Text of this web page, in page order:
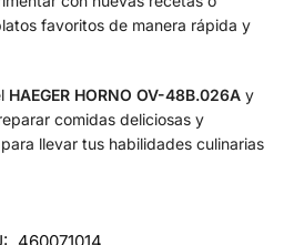
favoritos de manera rápida y
HAEGER HORNO OV-48B.026A y
comidas deliciosas y
llevar tus habilidades culinarias